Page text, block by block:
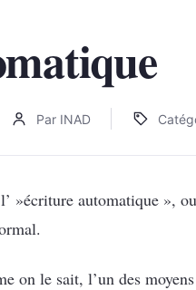
Par INAD
»écriture automatique »,
on le sait, l’un des